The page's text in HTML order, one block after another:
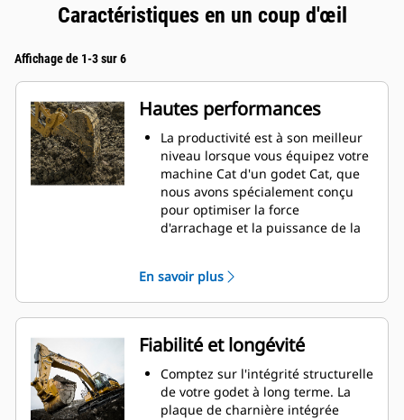
Caractéristiques en un coup d'œil
Affichage de 1-3 sur 6
Hautes performances
La productivité est à son meilleur
niveau lorsque vous équipez votre
machine Cat d'un godet Cat, que
nous avons spécialement conçu
pour optimiser la force
d'arrachage et la puissance de la
double améliore le flux des
matières dans le godet. Le
dégagement de talon accru
garantit que le fond du godet ne
frotte pas, ce qui réduit les coûts
d'entretien.
La consommation de carburant est
maximale lors de l'excavation. Les
En savoir plus
Fiabilité et longévité
Comptez sur l'intégrité structurelle
de votre godet à long terme. La
plaque de charnière intégrée